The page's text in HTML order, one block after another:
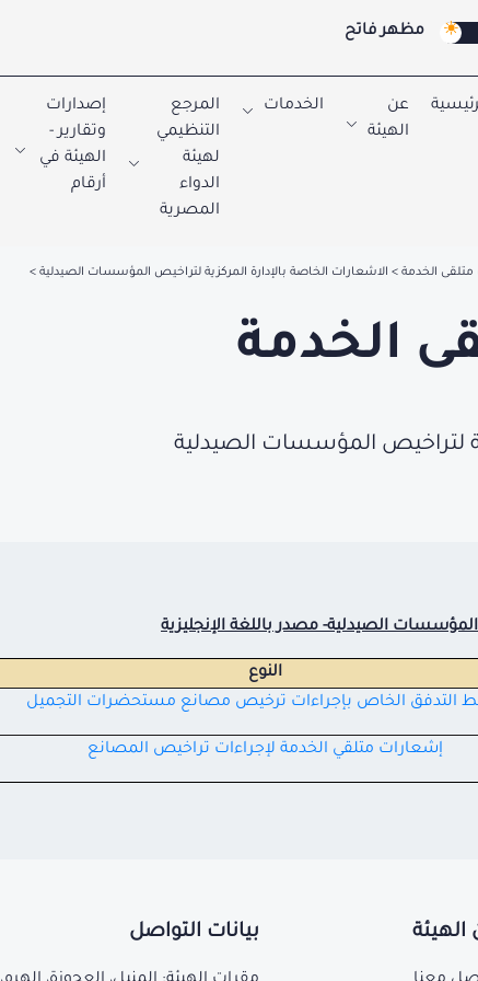
مظهر فاتح
عن
الهيئة
الخدمات
المرجع
التنظيمي
لهيئة
الدواء
المصرية
إصدارات
وتقارير -
الهيئة في
أرقام
الخدمة الاشعارات الخاصة بالإدارة المركزية لتراخيص المؤسسات الصيدلية
الخدمة
لتراخيص المؤسسات الصيدلية
الصيدلية- مصدر باللغة الإنجليزية
النوع
التدفق الخاص بإجراءات ترخيص مصانع مستحضرات التجميل
إشعارات متلقي الخدمة لإجراءات تراخيص المصانع
الهيئة بيانات التواصل